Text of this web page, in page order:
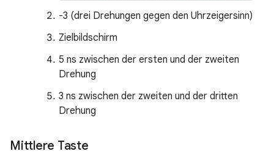
-3 (drei Drehungen gegen den Uhrzeigersinn)
Zielbildschirm
5 ns zwischen der ersten und der zweiten
Drehung
3 ns zwischen der zweiten und der dritten
Drehung
Mittlere Taste